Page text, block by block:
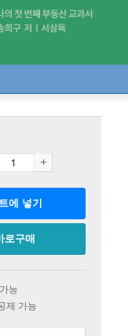
에 넣기
로구매
능
제 가능